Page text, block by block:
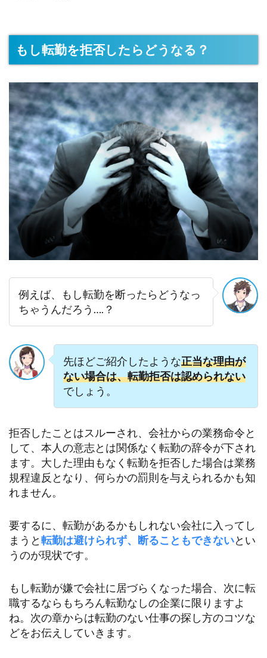
もし転勤を拒否したらどうなる？
例えば、もし転勤を断ったらどうなっ
ちゃうんだろう….？
先ほどご紹介したような正当な理由が
ない場合は、転勤拒否は認められない
でしょう。
拒否したことはスルーされ、会社からの業務命令と
して、本人の意志とは関係なく転勤の辞令が下され
ます。大した理由もなく転勤を拒否した場合は業務
規程違反となり、何らかの罰則を与えられるかも知
れません。
要するに、転勤があるかもしれない会社に入ってし
まうと転勤は避けられず、断ることもできないとい
うのが現状です。
もし転勤が嫌で会社に居づらくなった場合、次に転
職するならもちろん転勤なしの企業に限りますよ
ね。次の章からは転勤のない仕事の探し方のコツな
どをお伝えしていきます。